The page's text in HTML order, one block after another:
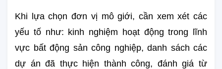
Khi lựa chọn đơn vị mô giới, cần xem xét các
yếu tố như: kinh nghiệm hoạt động trong lĩnh
vực bất động sản công nghiệp, danh sách các
dự án đã thực hiện thành công, đánh giá từ